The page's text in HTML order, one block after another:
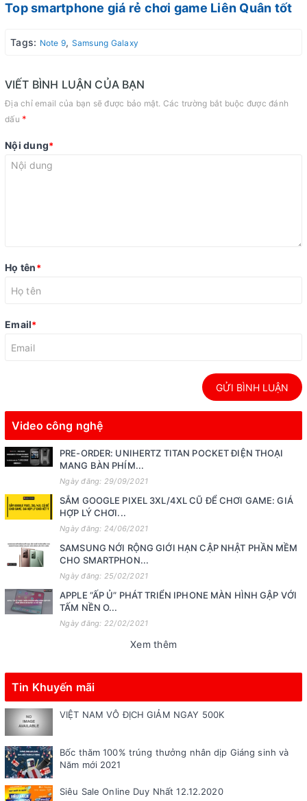
Top smartphone giá rẻ chơi game Liên Quân tốt
Tags: Note 9, Samsung Galaxy
VIẾT BÌNH LUẬN CỦA BẠN
Địa chỉ email của bạn sẽ được bảo mật. Các trường bắt buộc được đánh
dấu *
Nội dung*
Họ tên*
Email*
GỬI BÌNH LUẬN
Video công nghệ
PRE-ORDER: UNIHERTZ TITAN POCKET ĐIỆN THOẠI
MANG BÀN PHÍM...
Ngày đăng: 29/09/2021
SẮM GOOGLE PIXEL 3XL/4XL CŨ ĐỂ CHƠI GAME: GIÁ
HỢP LÝ CHƠI...
Ngày đăng: 24/06/2021
SAMSUNG NỚI RỘNG GIỚI HẠN CẬP NHẬT PHẦN MỀM
CHO SMARTPHON...
Ngày đăng: 25/02/2021
APPLE “ẤP Ủ” PHÁT TRIỂN IPHONE MÀN HÌNH GẬP VỚI
TẤM NỀN O...
Ngày đăng: 22/02/2021
Xem thêm
Tin Khuyến mãi
VIỆT NAM VÔ ĐỊCH GIẢM NGAY 500K
Bốc thăm 100% trúng thưởng nhân dịp Giáng sinh và
Năm mới 2021
Siêu Sale Online Duy Nhất 12.12.2020